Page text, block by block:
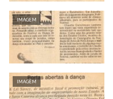
IMAGEM
IMAGEM